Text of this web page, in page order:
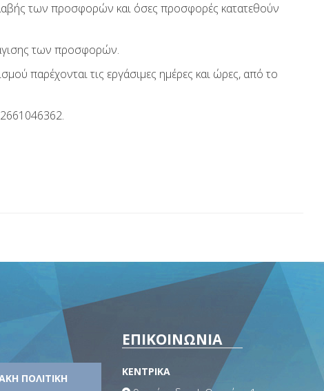
των προσφορών και όσες προσφορές κατατεθούν
των προσφορών.
παρέχονται τις εργάσιμες ημέρες και ώρες, από το
ΠΟΛΙΤΙΚΗ
ΕΠΙΚΟΙΝΩΝΙΑ
ΚΕΝΤΡΙΚΑ